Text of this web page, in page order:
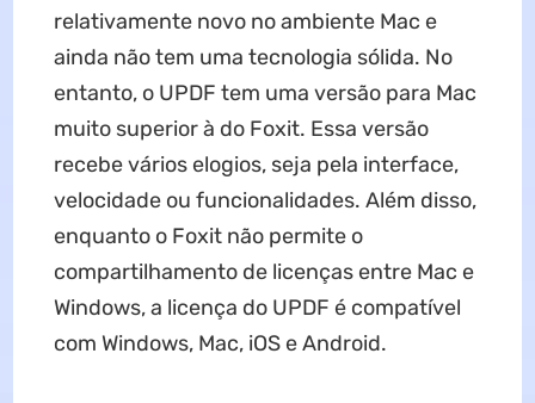
relativamente novo no ambiente Mac e
ainda não tem uma tecnologia sólida. No
entanto, o UPDF tem uma versão para Mac
muito superior à do Foxit. Essa versão
recebe vários elogios, seja pela interface,
velocidade ou funcionalidades. Além disso,
enquanto o Foxit não permite o
compartilhamento de licenças entre Mac e
Windows, a licença do UPDF é compatível
com Windows, Mac, iOS e Android.